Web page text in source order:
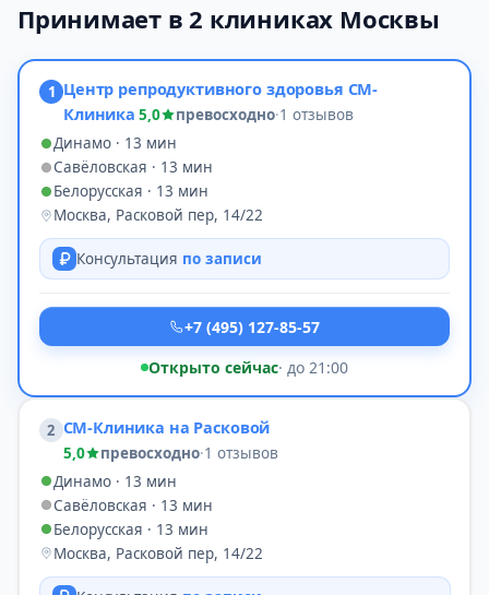
Принимает в 2 клиниках Москвы
1 Центр репродуктивного здоровья СМ-
Клиника 5,0 превосходно·1 отзывов
Динамо · 13 мин
Савёловская · 13 мин
Белорусская · 13 мин
Москва, Расковой пер, 14/22
Консультация по записи
+7 (495) 127-85-57
Открыто сейчас· до 21:00
2 СМ-Клиника на Расковой
5,0 превосходно·1 отзывов
Динамо · 13 мин
Савёловская · 13 мин
Белорусская · 13 мин
Москва, Расковой пер, 14/22